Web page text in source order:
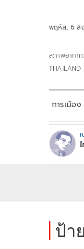
พฤหัส, 6 สิ
สภาพอากา
THAILAND
การเมือง
ป้า